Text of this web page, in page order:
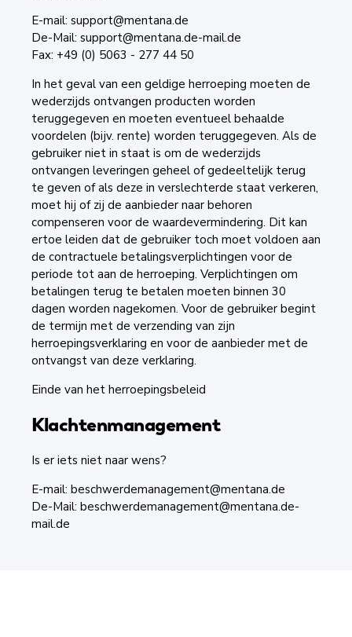
E-mail: support@mentana.de
De-Mail: support@mentana.de-mail.de
Fax: +49 (0) 5063 - 277 44 50
In het geval van een geldige herroeping moeten de
wederzijds ontvangen producten worden
teruggegeven en moeten eventueel behaalde
voordelen (bijv. rente) worden teruggegeven. Als de
gebruiker niet in staat is om de wederzijds
ontvangen leveringen geheel of gedeeltelijk terug
te geven of als deze in verslechterde staat verkeren,
moet hij of zij de aanbieder naar behoren
compenseren voor de waardevermindering. Dit kan
ertoe leiden dat de gebruiker toch moet voldoen aan
de contractuele betalingsverplichtingen voor de
periode tot aan de herroeping. Verplichtingen om
betalingen terug te betalen moeten binnen 30
dagen worden nagekomen. Voor de gebruiker begint
de termijn met de verzending van zijn
herroepingsverklaring en voor de aanbieder met de
ontvangst van deze verklaring.
Einde van het herroepingsbeleid
Klachtenmanagement
Is er iets niet naar wens?
E-mail: beschwerdemanagement@mentana.de
De-Mail: beschwerdemanagement@mentana.de-
mail.de